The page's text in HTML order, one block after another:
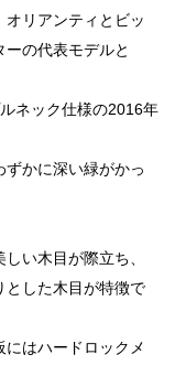
リアンティとビッ
の代表モデルと
ネック仕様の2016年
かに深い緑がかっ
い木目が際立ち、
とした木目が特徴で
はハードロックメ